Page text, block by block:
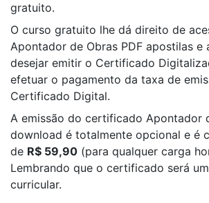
gratuito.
O curso gratuito lhe dá direito de
Apontador de Obras PDF apostilas e
desejar emitir o Certificado
efetuar o pagamento da taxa de
Certificado Digital.
A emissão do certificado Apontador
download é totalmente opcional e é
de R$ 59,90 (para qualquer carga
Lembrando que o certificado será
curricular.